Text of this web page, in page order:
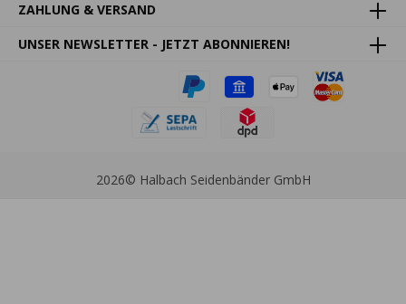
ZAHLUNG & VERSAND
UNSER NEWSLETTER - JETZT ABONNIEREN!
2026© Halbach Seidenbänder GmbH